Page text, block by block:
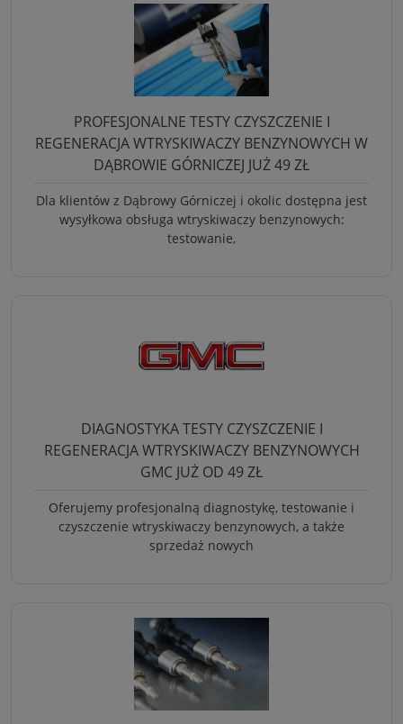
PROFESJONALNE TESTY CZYSZCZENIE I
REGENERACJA WTRYSKIWACZY BENZYNOWYCH W
DĄBROWIE GÓRNICZEJ JUŻ 49 ZŁ
Dla klientów z Dąbrowy Górniczej i okolic dostępna jest
wysyłkowa obsługa wtryskiwaczy benzynowych:
testowanie,
DIAGNOSTYKA TESTY CZYSZCZENIE I
REGENERACJA WTRYSKIWACZY BENZYNOWYCH
GMC JUŻ OD 49 ZŁ
Oferujemy profesjonalną diagnostykę, testowanie i
czyszczenie wtryskiwaczy benzynowych, a także
sprzedaż nowych